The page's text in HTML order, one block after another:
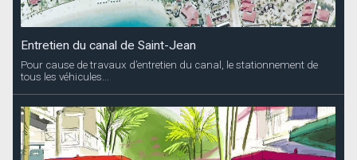
Entretien du canal de Saint-Jean
Pour cause de travaux d’entretien du canal, le stationnement de
tous les véhicules...